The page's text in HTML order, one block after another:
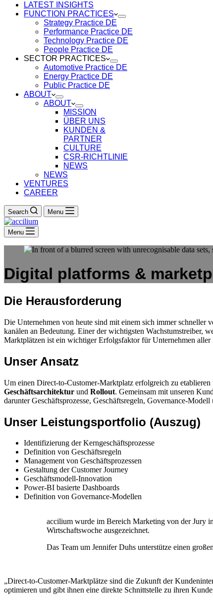
LATEST INSIGHTS
FUNCTION PRACTICES
Strategy Practice DE
Performance Practice DE
Technology Practice DE
People Practice DE
SECTOR PRACTICES
Automotive Practice DE
Energy Practice DE
Public Practice DE
ABOUT
ABOUT
MISSION
ÜBER UNS
KUNDEN &
PARTNER
CULTURE
CSR-RICHTLINIE
NEWS
NEWS
VENTURES
CAREER
Search Menu
Menu
Digital platforms &
Die Herausforderung
Die Unternehmen von heute sind mit einem sich immer schneller
kanälen an Bedeutung. Einer der wichtigsten Wachstumstreiber,
Marktplätzen ist ein wichtiger Erfolgsfaktor für Unternehmen aller
Unser Ansatz
Um einen Direct-to-Customer-Marktplatz erfolgreich zu
Geschäftsarchitektur und Rollout. Gemeinsam mit unseren
darunter Geschäftsprozesse, Geschäftsregeln, Governance-Modell
Unser Leistungsportfolio (Auszug)
Identifizierung der Kerngeschäftsprozesse
Definition von Geschäftsregeln
Management von Geschäftsprozessen
Gestaltung der Customer Journey
Geschäftsmodell-Innovation
Power-BI basierte Dashboards
Definition von Governance-Modellen
accilium wurde im Bereich Marketing von der Jury
Wirtschaftswoche ausgezeichnet.
Das Team um Jennifer Duhs unterstütze einen
„Direct-to-Customer-Marktplätze sind die Zukunft der
optimieren und gibt ihnen eine direkte Schnittstelle zu ihren